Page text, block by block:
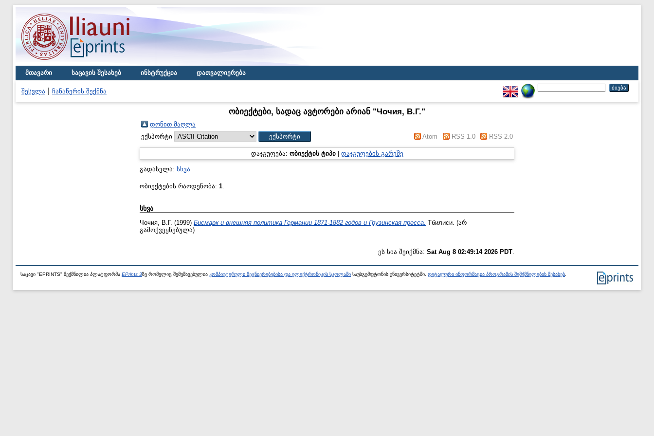
მთავარი საცავის შესახებ ინსტრუქცია დათვალიერება
შესვლა ჩანაწერის შექმნა
ობიექტები, სადაც ავტორები არიან "Чочия, В.Г."
დონით მაღლა
ექსპორტი
Atom RSS 1.0 RSS 2.0
დაჯგუფება: ობიექტის ტიპი| დაჯგუფების გარეშე
გადასვლა: სხვა
ობიექტების რაოდენობა: 1.
სხვა
Чочия, В.Г. (1999) Бисмарк и внешняя политика Германии 1871-1882 годов и Грузинская пресса. Тбилиси. (არ
გამოქვეყნებულა)
ეს სია შეიქმნა: Sat Aug 8 02:49:14 2026 PDT
საცავი "EPRINTS" შექმნილია პლატფორმა EPrints 3ზე რომელიც შემუშავებულია კომპიუტერული მეცნიერებებისა და ელექტრონიკის სკოლაში საუსგემფტონის უნივერსიტეტში. დეტალური ინფორმაცია პროგრამის შემქმნელების შესახებ